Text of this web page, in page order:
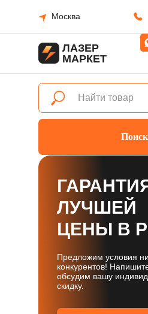
Поиск
ЛАЗЕР
МАРКЕТ
Москва
Предложим условия
конкурентов!
обсудим вашу
скидку.
ЛУЧШЕЙ
ЦЕНЫ В